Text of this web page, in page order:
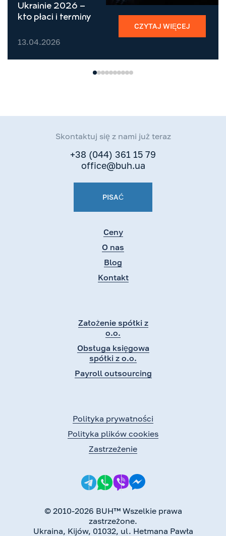
Ukrainie 2026 –
kto płaci i terminy
13.04.2026
CZYTAJ WIĘCEJ
© 2010-2026 BUH™ Wszelkie prawa
zastrzeżone.
Ukraina, Kijów, 01032, ul. Hetmana Pawła
Ceny
O nas
Blog
Kontakt
Założenie spółki z
o.o.
Obsługa księgowa
spółki z o.o.
Payroll outsourcing
Polityka prywatności
Polityka plików cookies
Zastrzeżenie
Skontaktuj się z nami już teraz
+38 (044) 361 15 79
office@buh.ua
PISAĆ